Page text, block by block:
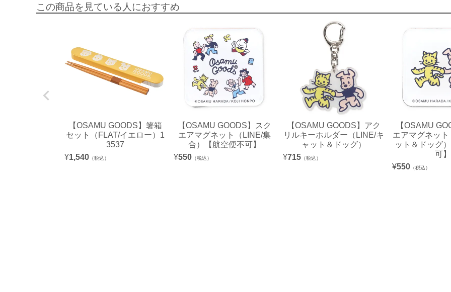
この商品を見ている人におすすめ
【OSAMU GOODS】箸箱
セット（FLAT/イエロー）1
3537
¥1,540 （税込）
【OSAMU GOODS】スク
エアマグネット（LINE/集
合）【航空便不可】
¥550 （税込）
【OSAMU GOODS】アク
リルキーホルダー（LINE/キ
ャット＆ドッグ）
¥715 （税込）
【OSAMU
エアマグネッ
ット＆ドッグ
可】
¥550 （税込）